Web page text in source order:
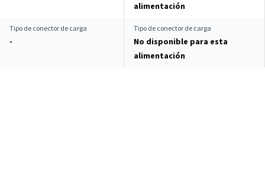
alimentación
Tipo de conector de carga
-
Tipo de conector de carga
No disponible para esta
alimentación